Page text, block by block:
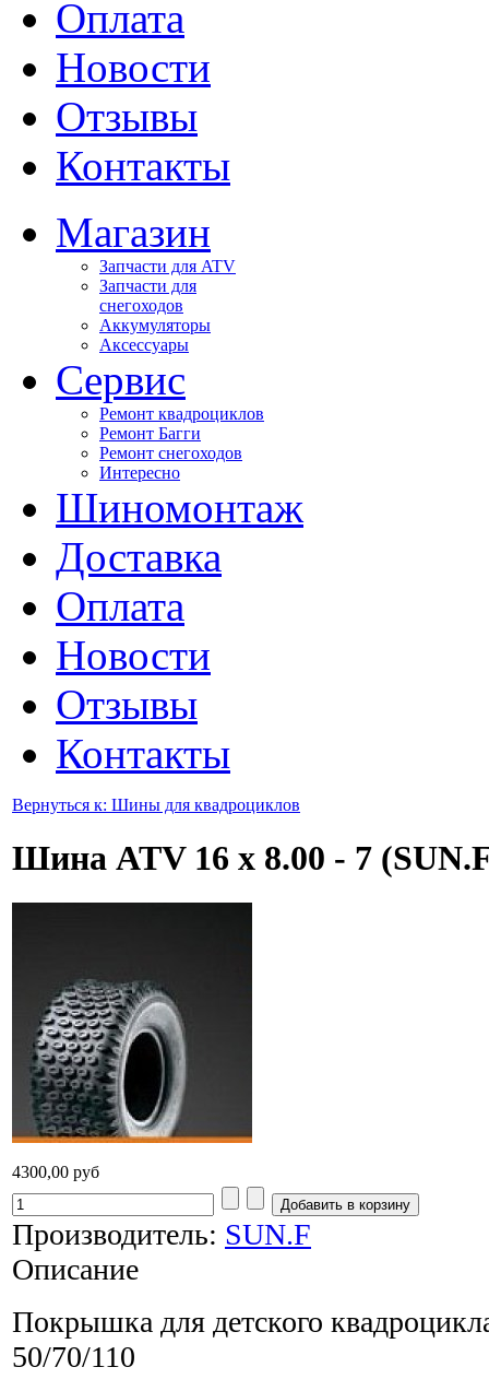
Оплата
Новости
Отзывы
Контакты
Магазин
Запчасти для ATV
Запчасти для
снегоходов
Аккумуляторы
Аксессуары
Сервис
Ремонт квадроциклов
Ремонт Багги
Ремонт снегоходов
Интересно
Шиномонтаж
Доставка
Оплата
Новости
Отзывы
Контакты
Вернуться к: Шины для квадроциклов
Шина ATV 16 x 8.00 - 7
4300,00 руб
Производитель: SUN.F
Описание
Покрышка для детского
50/70/110